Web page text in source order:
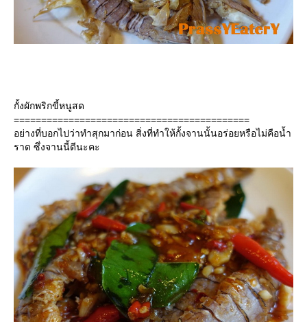
กั้งผักพริกขี้หนูสด
===========================================
อย่างที่บอกไปว่าทำสุกมาก่อน สิ่งที่ทำให้กั้งจานนั้นอร่อยหรือไม่คือน้ำ
ราด ซึ่งจานนี้ดีนะคะ